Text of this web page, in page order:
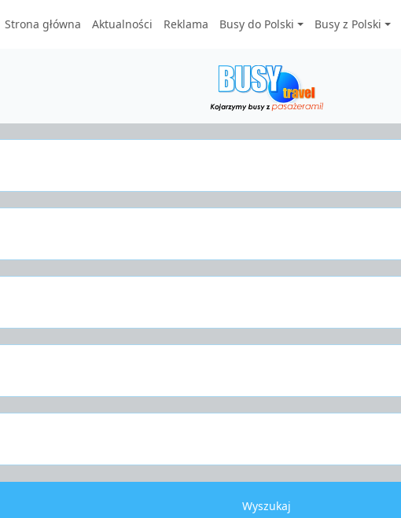
Strona główna Aktualności Reklama Busy do Polski Busy z Polski
Wyszukaj